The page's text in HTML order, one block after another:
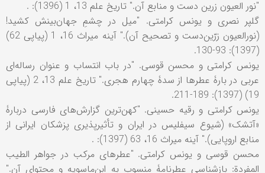
"نور العیون زرین دست و منابع آن." تاریخ علم 13، 1 (1396): .
گلپر نصری و یونس کرامتی. "میل در چشمِ جهان‌بینش کشید!
(نورالعیون زرّین‌دست و تصحیح آن)." آینه میراث 16، 1 (پیاپی 62)
(1397): 93-130.
یونس کرامتی و محسن قوسی. "در باب انتساب و عنوان رساله‌ای
عربی در بارۀ عطرها از سدۀ چهارم هجری." تاریخ علم 13، 2 (پیاپی
19) (1397): 189-211.
یونس کرامتی و رقیه حسینی. "کهن‌ترین گزارش‌های فارسی دربارۀ
«آتشک» (شیوع سیفلیس در ایران و تأثیرپذیری پزشکان ایرانی از
منابع اروپایی)." آینه میراث 16، 63 (1397): .
محسن قوسی و یونس کرامتی. "عطرهای مرکب در جواهر الطیب
المفردة: بازشناسی عطرنامۀ منسوب به ابن‌ماسویه و محتوای آن."